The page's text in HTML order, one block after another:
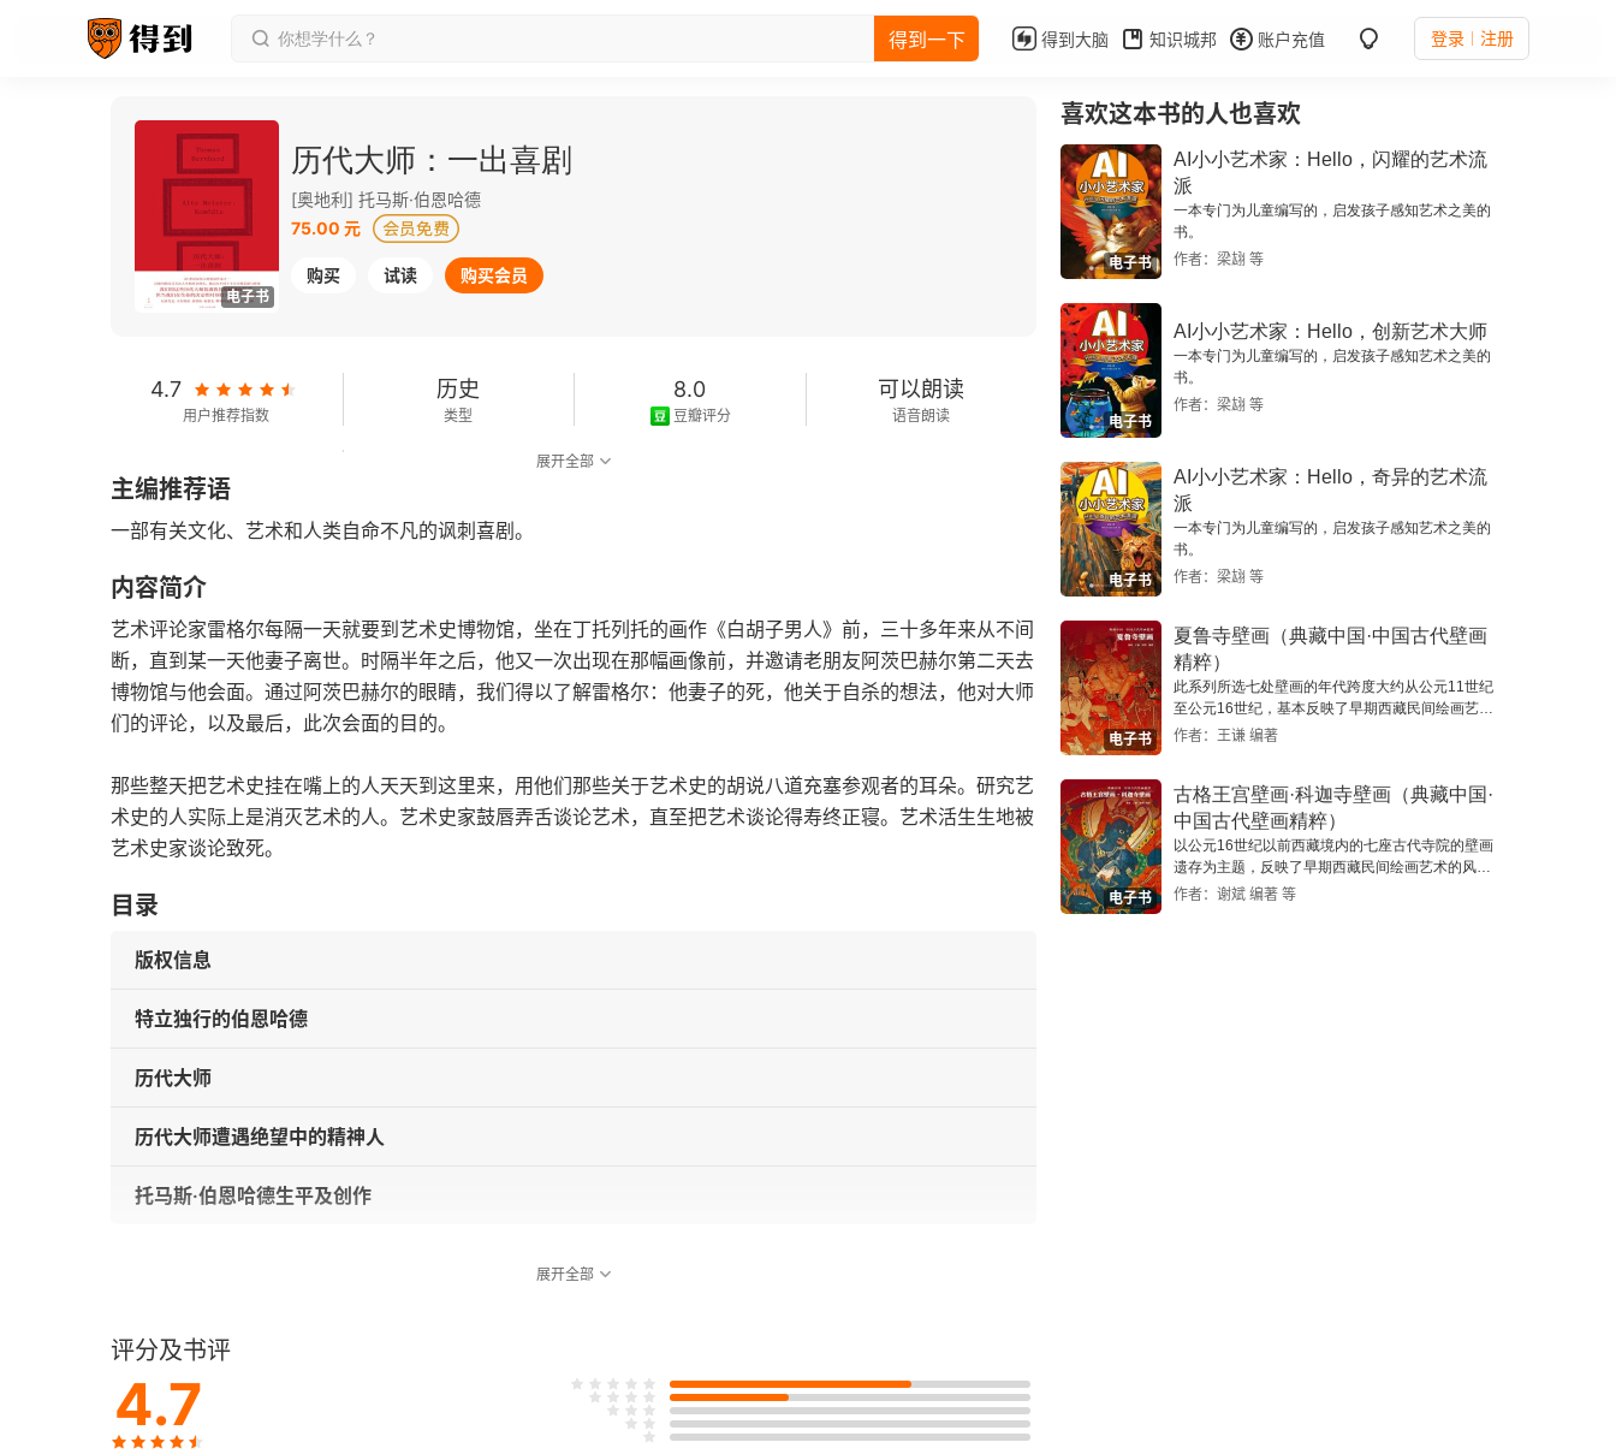
得到一下 得到大脑 知识城邦 账户充值 登录 注册
电子书
历代大师：一出喜剧
[奥地利] 托马斯·伯恩哈德
75.00 元
购买 试读 购买会员
4.7
用户推荐指数
历史
类型
8.0
豆瓣评分
可以朗读
语音朗读
字数
展开全部
主编推荐语
一部有关文化、艺术和人类自命不凡的讽刺喜剧。
内容简介
艺术评论家雷格尔每隔一天就要到艺术史博物馆，坐在丁托列托的画作《白胡子男人》前，三十多年来从不间
断，直到某一天他妻子离世。时隔半年之后，他又一次出现在那幅画像前，并邀请老朋友阿茨巴赫尔第二天去
博物馆与他会面。通过阿茨巴赫尔的眼睛，我们得以了解雷格尔：他妻子的死，他关于自杀的想法，他对大师
们的评论，以及最后，此次会面的目的。
那些整天把艺术史挂在嘴上的人天天到这里来，用他们那些关于艺术史的胡说八道充塞参观者的耳朵。研究艺
术史的人实际上是消灭艺术的人。艺术史家鼓唇弄舌谈论艺术，直至把艺术谈论得寿终正寝。艺术活生生地被
艺术史家谈论致死。
目录
版权信息
特立独行的伯恩哈德
历代大师
历代大师遭遇绝望中的精神人
托马斯·伯恩哈德生平及创作
展开全部
评分及书评
4.7
喜欢这本书的人也喜欢
电子书
AI小小艺术家：Hello，闪耀的艺术流
派
一本专门为儿童编写的，启发孩子感知艺术之美的
书。
作者：梁翃 等
电子书
AI小小艺术家：Hello，创新艺术大师
一本专门为儿童编写的，启发孩子感知艺术之美的
书。
作者：梁翃 等
电子书
AI小小艺术家：Hello，奇异的艺术流
派
一本专门为儿童编写的，启发孩子感知艺术之美的
书。
作者：梁翃 等
电子书
夏鲁寺壁画（典藏中国·中国古代壁画
精粹）
此系列所选七处壁画的年代跨度大约从公元11世纪
至公元16世纪，基本反映了早期西藏民间绘画艺术
的风貌。
作者：王谦 编著
电子书
古格王宫壁画·科迦寺壁画（典藏中国·
中国古代壁画精粹）
以公元16世纪以前西藏境内的七座古代寺院的壁画
遗存为主题，反映了早期西藏民间绘画艺术的风
貌。
作者：谢斌 编著 等